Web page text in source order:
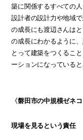
築に関係するすべての人
設計者の設計力や地域
の成長にも渡辺さんは
の成長にわかるように
とって建築をつくるこ
ーションになっていると
〈磐田市の中規模ゼネ
現場を見るという責任